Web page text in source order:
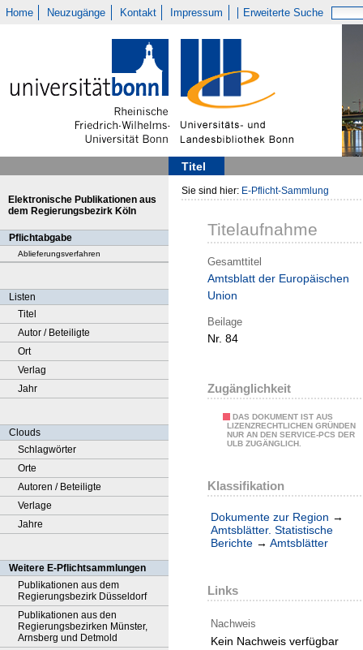
Home Neuzugänge Kontakt Impressum Erweiterte Suche
Titel
Elektronische Publikationen aus
dem Regierungsbezirk Köln
Pflichtabgabe
Ablieferungsverfahren
Listen
Titel
Autor / Beteiligte
Ort
Verlag
Jahr
Clouds
Schlagwörter
Orte
Autoren / Beteiligte
Verlage
Jahre
Weitere E-Pflichtsammlungen
Publikationen aus dem
Regierungsbezirk Düsseldorf
Publikationen aus den
Regierungsbezirken Münster,
Arnsberg und Detmold
Sie sind hier: E-Pflicht-Sammlung
Titelaufnahme
Gesamttitel
Amtsblatt der Europäischen
Union
Beilage
Nr. 84
Zugänglichkeit
DAS DOKUMENT IST AUS
LIZENZRECHTLICHEN GRÜNDEN
NUR AN DEN SERVICE-PCS DER
ULB ZUGÄNGLICH.
Klassifikation
Dokumente zur Region →
Amtsblätter. Statistische
Berichte → Amtsblätter
Links
Nachweis
Kein Nachweis verfügbar